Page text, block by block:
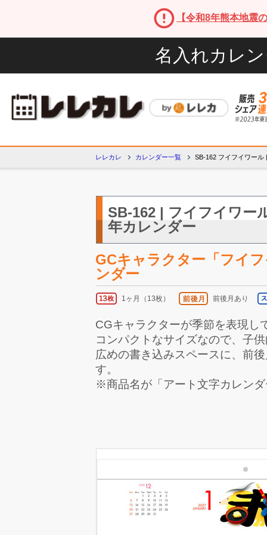
【令和8年熊本地震
名入れカレ
レレカレ カレンダー一覧 SB-162 フイフイワー
SB-162 | フイフイワー
年カレンダー
GCキャラクター「フイ
ンダー
1ヶ月（13枚） 前後月あり
CGキャラクターが季節を表現し
コンパクトなサイズなので、子
広めの書き込みスペースに、前
す。
※商品名が「アート文字カレン